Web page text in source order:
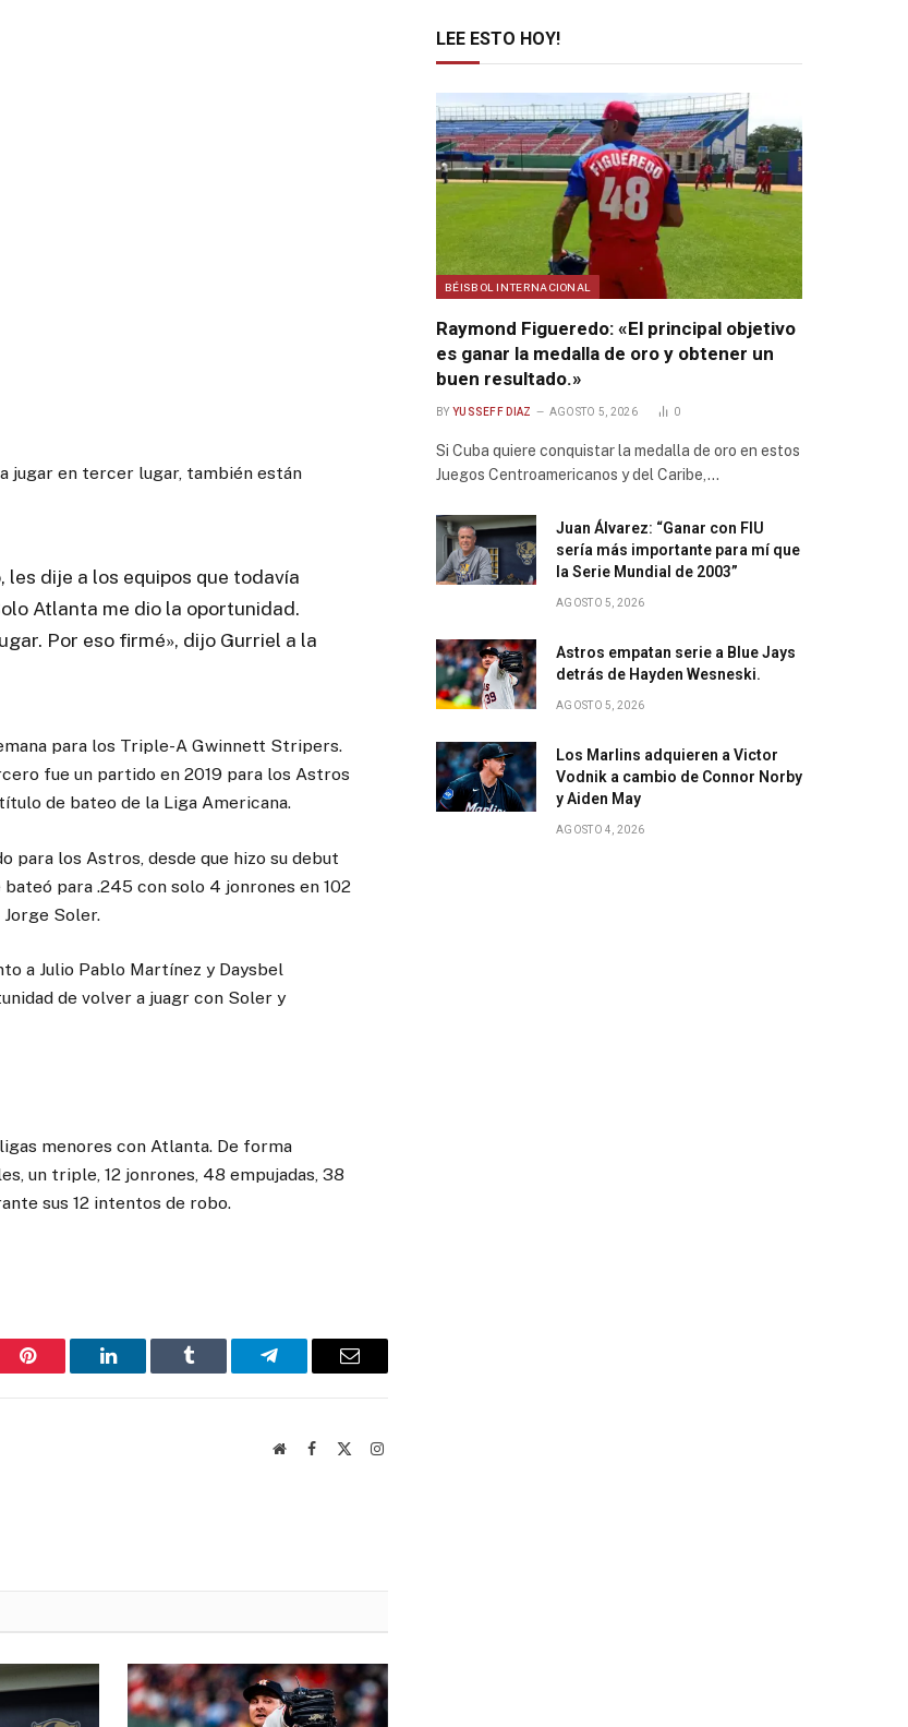
jugar en tercer lugar, también están
les dije a los equipos que todavía
Atlanta me dio la oportunidad.
Por eso firmé», dijo Gurriel a la
para los Triple-A Gwinnett Stripers.
fue un partido en 2019 para los Astros
de bateo de la Liga Americana.
para los Astros, desde que hizo su debut
para .245 con solo 4 jonrones en 102
Soler.
a Julio Pablo Martínez y Daysbel
de volver a juagr con Soler y
menores con Atlanta. De forma
un triple, 12 jonrones, 48 empujadas, 38
sus 12 intentos de robo.
Pinterest LinkedIn Tumblr Telegram Email
WebsiteFacebook Instagram
LEE ESTO HOY!
BÉISBOL INTERNACIONAL
Raymond Figueredo: «El principal objetivo
es ganar la medalla de oro y obtener un
buen resultado.»
BY YUSSEFF DIAZ AGOSTO 5, 2026 0
Si Cuba quiere conquistar la medalla de oro en estos
Juegos Centroamericanos y del Caribe,…
Juan Álvarez: “Ganar con FIU
sería más importante para mí que
la Serie Mundial de 2003”
AGOSTO 5, 2026
Astros empatan serie a Blue Jays
detrás de Hayden Wesneski.
AGOSTO 5, 2026
Los Marlins adquieren a Victor
Vodnik a cambio de Connor Norby
y Aiden May
AGOSTO 4, 2026